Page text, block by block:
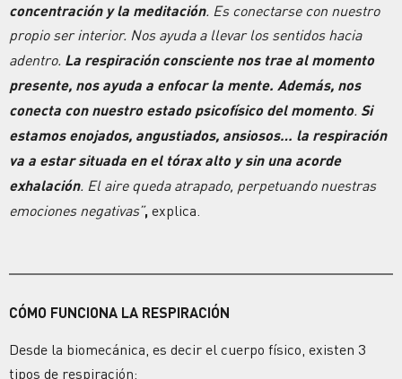
concentracióny la meditación. Es conectarse con nuestro
propio ser interior. Nos ayuda a llevar los sentidos hacia
adentro. La respiración consciente nos trae al momento
presente, nos ayuda a enfocar la mente. Además, nos
conecta con nuestro estado psicofísico del momento. Si
estamos enojados, angustiados, ansiosos… la respiración
va a estar situada en el tórax alto y sin una acorde
exhalación. El aire queda atrapado, perpetuando nuestras
emocionesnegativas”, explica.
CÓMO FUNCIONA LA RESPIRACIÓN
Desde la biomecánica, es decir el cuerpo físico, existen 3
tipos de respiración: